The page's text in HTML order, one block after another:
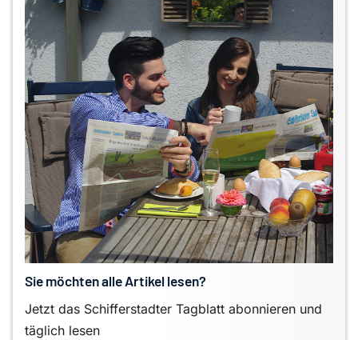
Sie möchten alle Artikel lesen?
Jetzt das Schifferstadter Tagblatt abonnieren und
täglich lesen